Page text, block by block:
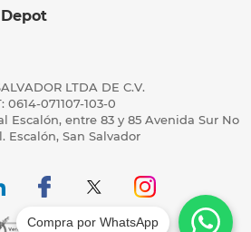
LTDA DE C.V.
0614-071107-103-0
Escalón, entre 83 y 85 Avenida Sur No
Escalón, San Salvador
Compra por WhatsApp